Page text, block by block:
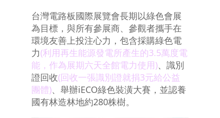
台灣電路板國際展覽會長期以綠色會展
為目標，與所有參展商、參觀者攜手在
環境友善上投注心力，包含採購綠色電
力(利用再生能源發電所產生的3.5萬度電
能，作為展期六天全館電力使用)、識別
證回收(回收一張識別證就捐3元給公益
團體)、舉辦iECO綠色裝潢大賽，並認養
國有林造林地約280株樹。